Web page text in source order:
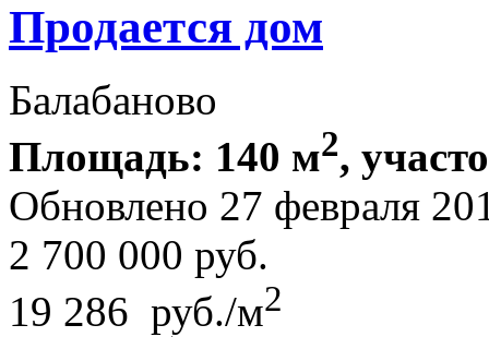
Продается дом
Балабаново
Площадь: 140 м2,
Обновлено 27 февраля
2 700 000 руб.
19 286 руб./м2